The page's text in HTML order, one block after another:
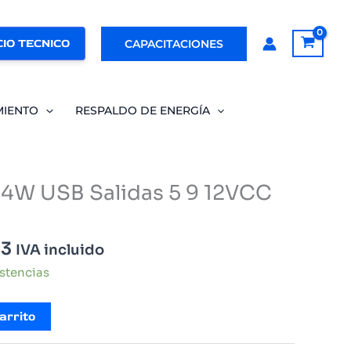
TECNICO CAPACITACIONES
RESPALDO DE ENERGÍA
USB Salidas 5 9 12VCC
El
precio
es:
$23.423.
IVA incluido